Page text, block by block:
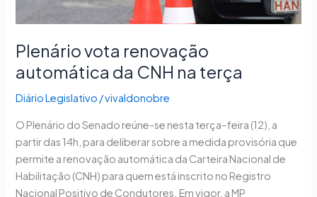
Plenário vota renovação
automática da CNH na terça
Diário Legislativo /vivaldonobre
O Plenário do Senado reúne-se nesta terça-feira (12), a
partir das 14h, para deliberar sobre a medida provisória que
permite a renovação automática da Carteira Nacional de
Habilitação (CNH) para quem está inscrito no Registro
Nacional Positivo de Condutores. Em vigor, a MP